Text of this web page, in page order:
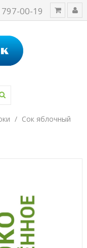
00-19
Сок яблочный